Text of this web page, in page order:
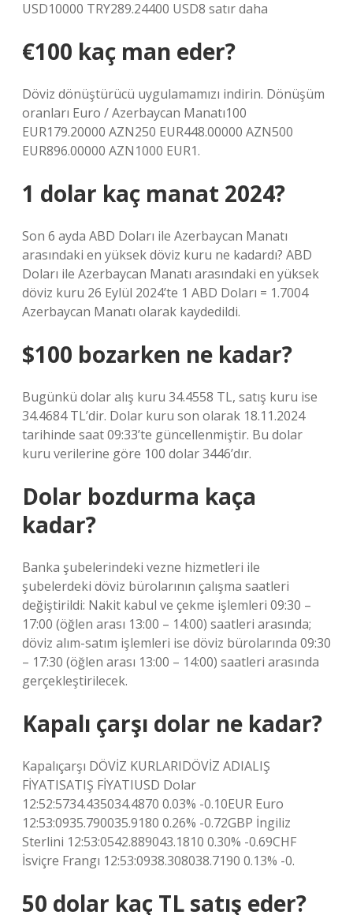
USD10000 TRY289.24400 USD8 satır daha
€100 kaç man eder?
Döviz dönüştürücü uygulamamızı indirin. Dönüşüm
oranları Euro / Azerbaycan Manatı100
EUR179.20000 AZN250 EUR448.00000 AZN500
EUR896.00000 AZN1000 EUR1.
1 dolar kaç manat 2024?
Son 6 ayda ABD Doları ile Azerbaycan Manatı
arasındaki en yüksek döviz kuru ne kadardı? ABD
Doları ile Azerbaycan Manatı arasındaki en yüksek
döviz kuru 26 Eylül 2024’te 1 ABD Doları = 1.7004
Azerbaycan Manatı olarak kaydedildi.
$100 bozarken ne kadar?
Bugünkü dolar alış kuru 34.4558 TL, satış kuru ise
34.4684 TL’dir. Dolar kuru son olarak 18.11.2024
tarihinde saat 09:33’te güncellenmiştir. Bu dolar
kuru verilerine göre 100 dolar 3446’dır.
Dolar bozdurma kaça
kadar?
Banka şubelerindeki vezne hizmetleri ile
şubelerdeki döviz bürolarının çalışma saatleri
değiştirildi: Nakit kabul ve çekme işlemleri 09:30 –
17:00 (öğlen arası 13:00 – 14:00) saatleri arasında;
döviz alım-satım işlemleri ise döviz bürolarında 09:30
– 17:30 (öğlen arası 13:00 – 14:00) saatleri arasında
gerçekleştirilecek.
Kapalı çarşı dolar ne kadar?
Kapalıçarşı DÖVİZ KURLARIDÖVİZ ADIALIŞ
FİYATISATIŞ FİYATIUSD Dolar
12:52:5734.435034.4870 0.03% -0.10EUR Euro
12:53:0935.790035.9180 0.26% -0.72GBP İngiliz
Sterlini 12:53:0542.889043.1810 0.30% -0.69CHF
İsviçre Frangı 12:53:0938.308038.7190 0.13% -0.
50 dolar kaç TL satış eder?